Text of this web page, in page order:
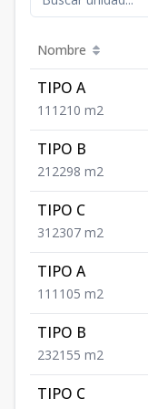
Nombre
TIPO A
1 1 1 210 m2
TIPO B
21 2298 m2
TIPO C
31 2307 m2
TIPO A
1 1 1 105 m2
TIPO B
232155 m2
TIPO C